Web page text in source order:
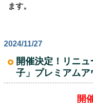
ます。
2024/11/27
開催決定！リニ
子」プレミアム
開